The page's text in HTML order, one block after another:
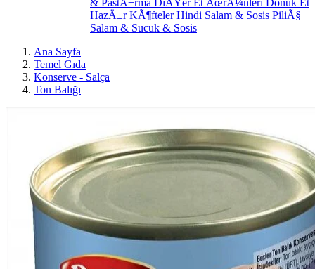
HazÄ±r KÃ¶ftelerHindi Salam & Sosis PiliÃ§
Salam & Sucuk & Sosis
Ana Sayfa
Temel Gıda
Konserve - Salça
Ton Balığı